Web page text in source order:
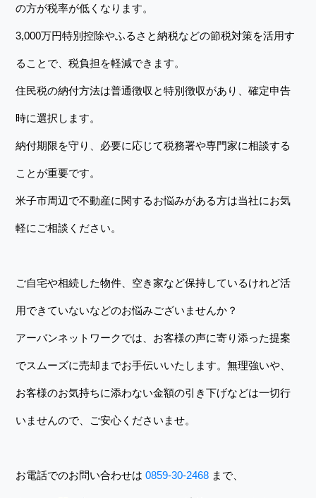
の方が税率が低くなります。
3,000万円特別控除やふるさと納税などの節税対策を活用す
ることで、税負担を軽減できます。
住民税の納付方法は普通徴収と特別徴収があり、確定申告
時に選択します。
納付期限を守り、必要に応じて税務署や専門家に相談する
ことが重要です。
米子市周辺で不動産に関するお悩みがある方は当社にお気
軽にご相談ください。
ご自宅や相続した物件、空き家など保持しているけれど活
用できていないなどのお悩みございませんか？
アーバンネットワークでは、お客様の声に寄り添った提案
でスムーズに売却までお手伝いいたします。無理強いや、
お客様のお気持ちに添わない金額の引き下げなどは一切行
いませんので、ご安心くださいませ。
お電話でのお問い合わせは0859-30-2468 まで、